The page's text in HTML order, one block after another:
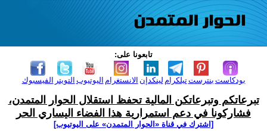
تابعونا على:
الفيسبوك التويتر اليوتيوب الانستغرام لينكدإن تيلكرامبنترست بودكاست
تبرعاتكم وتبرعاتكن المالية تحفظ استقلال الحوار المتمدن،
فشاركونا في دعم استمرارية هذا الفضاء اليساري الحر
[اشترك في قناة ‫«الحوار المتمدن» على اليوتيوب]